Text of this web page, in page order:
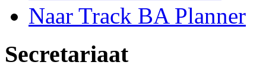
Naar Track BA Planner
Secretariaat